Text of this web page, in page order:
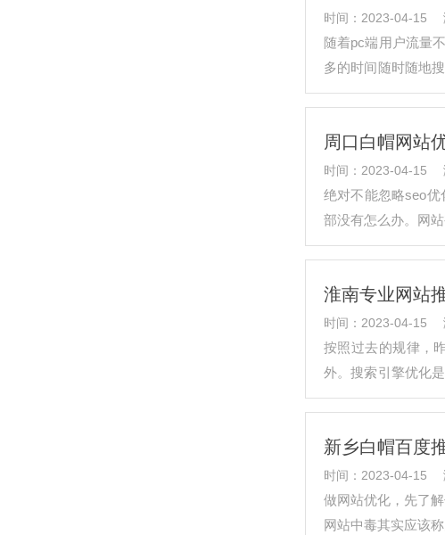
时间：2023-04-15
随着pc端用户流量
多的时间随时随地
怎样才能更好的留
周口白帽网站
时间：2023-04-15
绝对不能忽略seo
部没有怎么办。网
淮南专业网站
时间：2023-04-15
按照过去的规律，
外。搜索引擎优化
亿思互联收集了业
新乡白帽百度
时间：2023-04-15
做网站优化，先了
网站中毒其实应该